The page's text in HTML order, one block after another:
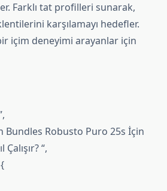
Farklı tat profilleri sunarak,
karşılamayı hedefler.
içim deneyimi arayanlar için
Bundles Robusto Puro 25s İçin
“,